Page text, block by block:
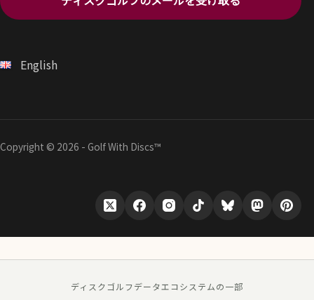
English
Copyright © 2026 - Golf With Discs™
ディスクゴルフデータエコシステムの一部